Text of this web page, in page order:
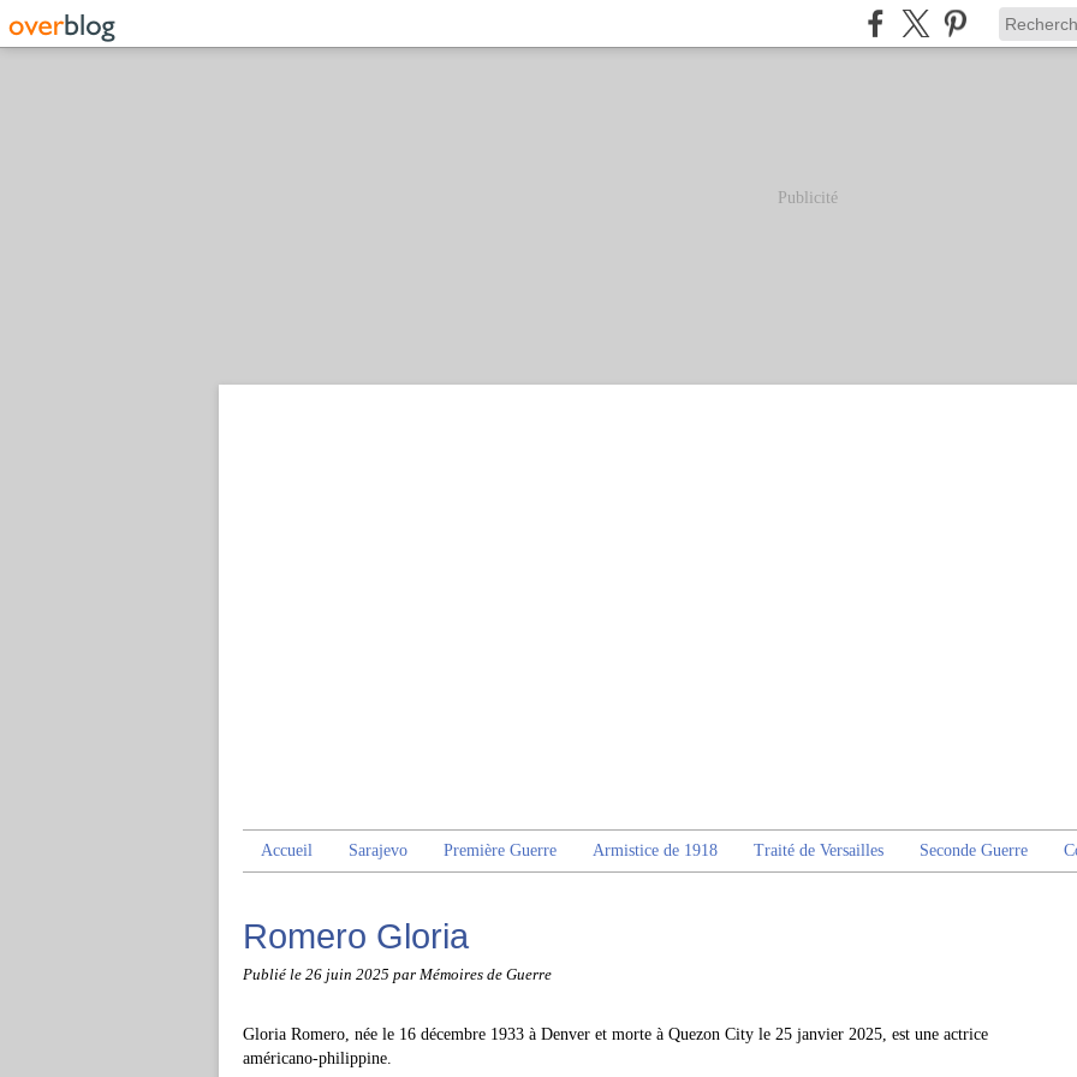
Publicité
Accueil Sarajevo Première Guerre Armistice de 1918 Traité de Versailles Seconde Guerre
Romero Gloria
Publié le 26 juin 2025 par Mémoires de Guerre
Gloria Romero, née le 16 décembre 1933 à Denver et morte à Quezon City le 25 janvier 2025, est une actrice
américano-philippine.